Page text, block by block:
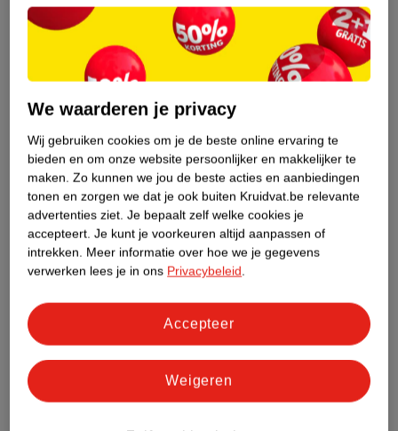
Rood (-) = hoge impact op het milieu.
Groen (+) = lage impact op het milieu.
Gebaseerd op wereldwijde
gemiddelden.
Nature Impact Score: 58%
Gemiddelde voor Producten voor Lichaamsreiniging: 49%
Hogere score betekent lagere impact
Bestel & Bezorginformatie
Bekijk ook
Meer Alle Douchecreme
Hoe controleren wij de reviews?
We waarderen je privacy
Wij gebruiken cookies om je de beste online ervaring te
bieden en om onze website persoonlijker en makkelijker te
maken. Zo kunnen we jou de beste acties en aanbiedingen
tonen en zorgen we dat je ook buiten Kruidvat.be relevante
advertenties ziet. Je bepaalt zelf welke cookies je
accepteert. Je kunt je voorkeuren altijd aanpassen of
intrekken. Meer informatie over hoe we je gegevens
verwerken lees je in ons Privacybeleid.
Weigeren
Accepteer